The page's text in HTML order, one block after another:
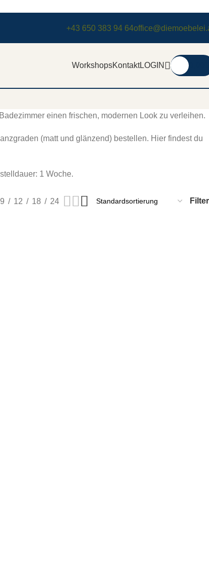
+43 650 383 94 64
WorkshopsKontaktLOGIN
einen frischen, modernen Look zu verleihen.
(matt und glänzend) bestellen. Hier findest du
1 Woche.
9 12 18 24 Filter